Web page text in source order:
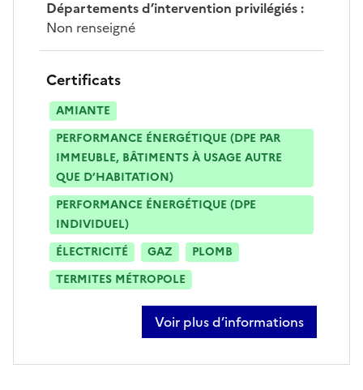
Départements d’intervention privilégiés:
Non renseigné
Certificats
AMIANTE
PERFORMANCE ÉNERGÉTIQUE (DPE PAR
IMMEUBLE, BÂTIMENTS À USAGE AUTRE
QUE D’HABITATION)
PERFORMANCE ÉNERGÉTIQUE (DPE
INDIVIDUEL)
ÉLECTRICITÉ
GAZ
PLOMB
TERMITES MÉTROPOLE
Voir plus d’informations
sur gaël nalis